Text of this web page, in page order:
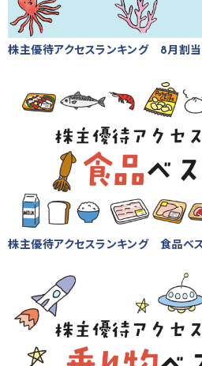
株主優待アクセスランキング 8月割当
株主優待アクセスランキング 食品ベ